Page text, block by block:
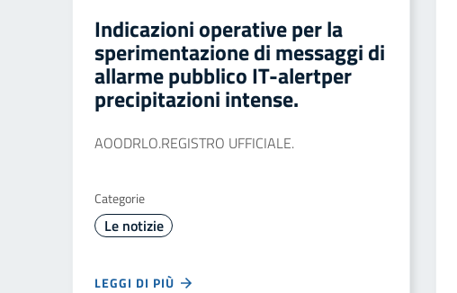
Indicazioni operative per la
sperimentazione di messaggi di
allarme pubblico IT-alertper
precipitazioni intense.
AOODRLO.REGISTRO UFFICIALE.
Categorie
Le notizie
LEGGI DI PIÙ